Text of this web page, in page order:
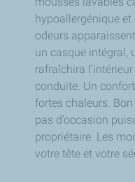
hypoallergénique
odeurs
un casque intégral,
rafraîchira
conduite. Un
fortes chaleurs.
pas d’occasion
propriétaire. Les
votre tête et votre